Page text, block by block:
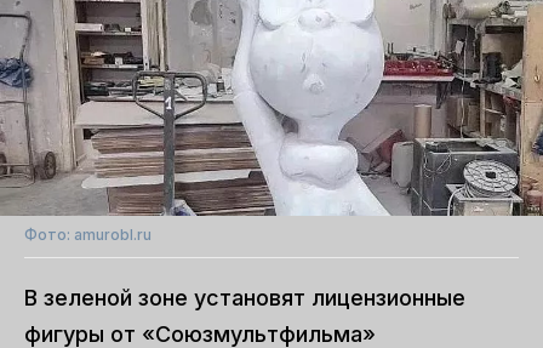
Фото: amurobl.ru
В зеленой зоне установят лицензионные
фигуры от «Союзмультфильма»